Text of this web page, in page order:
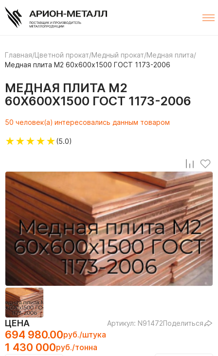
Главная/Цветной прокат/Медный прокат/Медная плита/
Медная плита M2 60х600х1500 ГОСТ 1173-2006
МЕДНАЯ ПЛИТА M2
60Х600Х1500 ГОСТ 1173-2006
50 человек(а) интересовались данным товаром
★★★★★(5.0)
ЦЕНА Артикул: N91472Поделиться
694 980.00руб./штука
1 430 000руб./тонна